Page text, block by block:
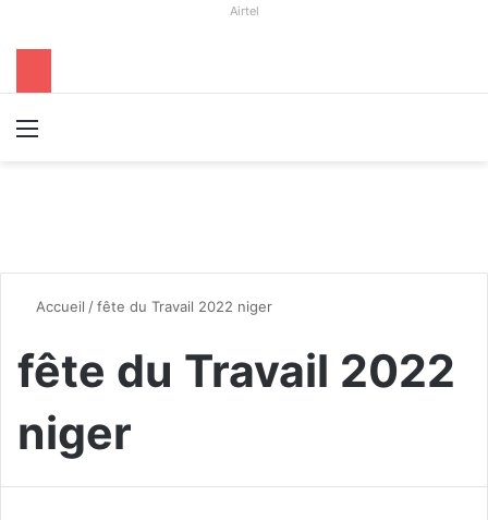
Airtel
Accueil /fête du Travail 2022 niger
fête du Travail 2022
niger